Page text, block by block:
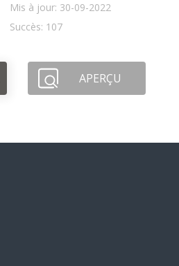
Mis à jour: 30-09-2022
Succès: 107
APERÇU